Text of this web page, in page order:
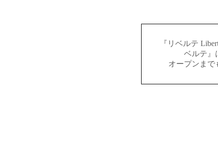
『リベルテ
ベルテ』
オープンまで